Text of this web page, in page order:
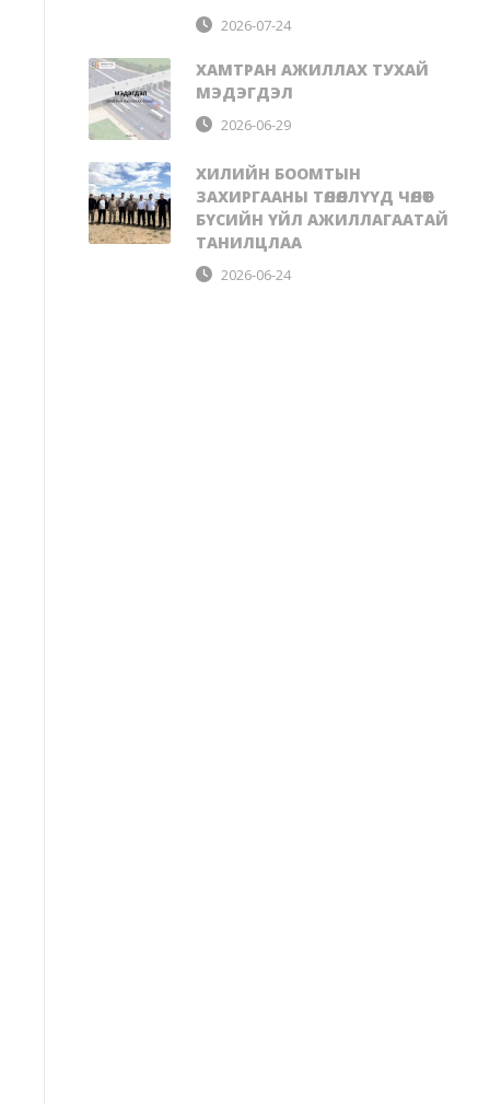
2026-07-24
ХАМТРАН АЖИЛЛАХ ТУХАЙ
МЭДЭГДЭЛ
2026-06-29
ХИЛИЙН БООМТЫН
ЗАХИРГААНЫ ТӨЛӨӨЛЛҮҮД ЧӨЛӨӨТ
БҮСИЙН ҮЙЛ АЖИЛЛАГААТАЙ
ТАНИЛЦЛАА
2026-06-24